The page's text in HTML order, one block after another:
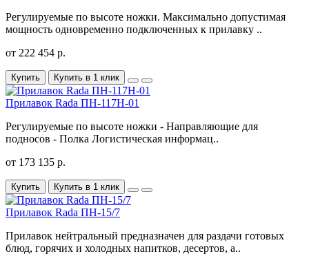
Регулируемые по высоте ножки. Максимально допустимая
мощность одновременно подключенных к прилавку ..
от 222 454 р.
Купить Купить в 1 клик
Прилавок Rada ПН-117Н-01
Регулируемые по высоте ножки - Направляющие для
подносов - Полка Логистическая информац..
от 173 135 р.
Купить Купить в 1 клик
Прилавок Rada ПН-15/7
Прилавок нейтральный предназначен для раздачи готовых
блюд, горячих и холодных напитков, десертов, а..